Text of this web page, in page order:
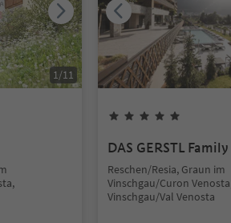
1/11
DAS GERSTL
Reschen/Resia, Graun im
Vinschgau/Curon
Vinschgau/Val Venosta